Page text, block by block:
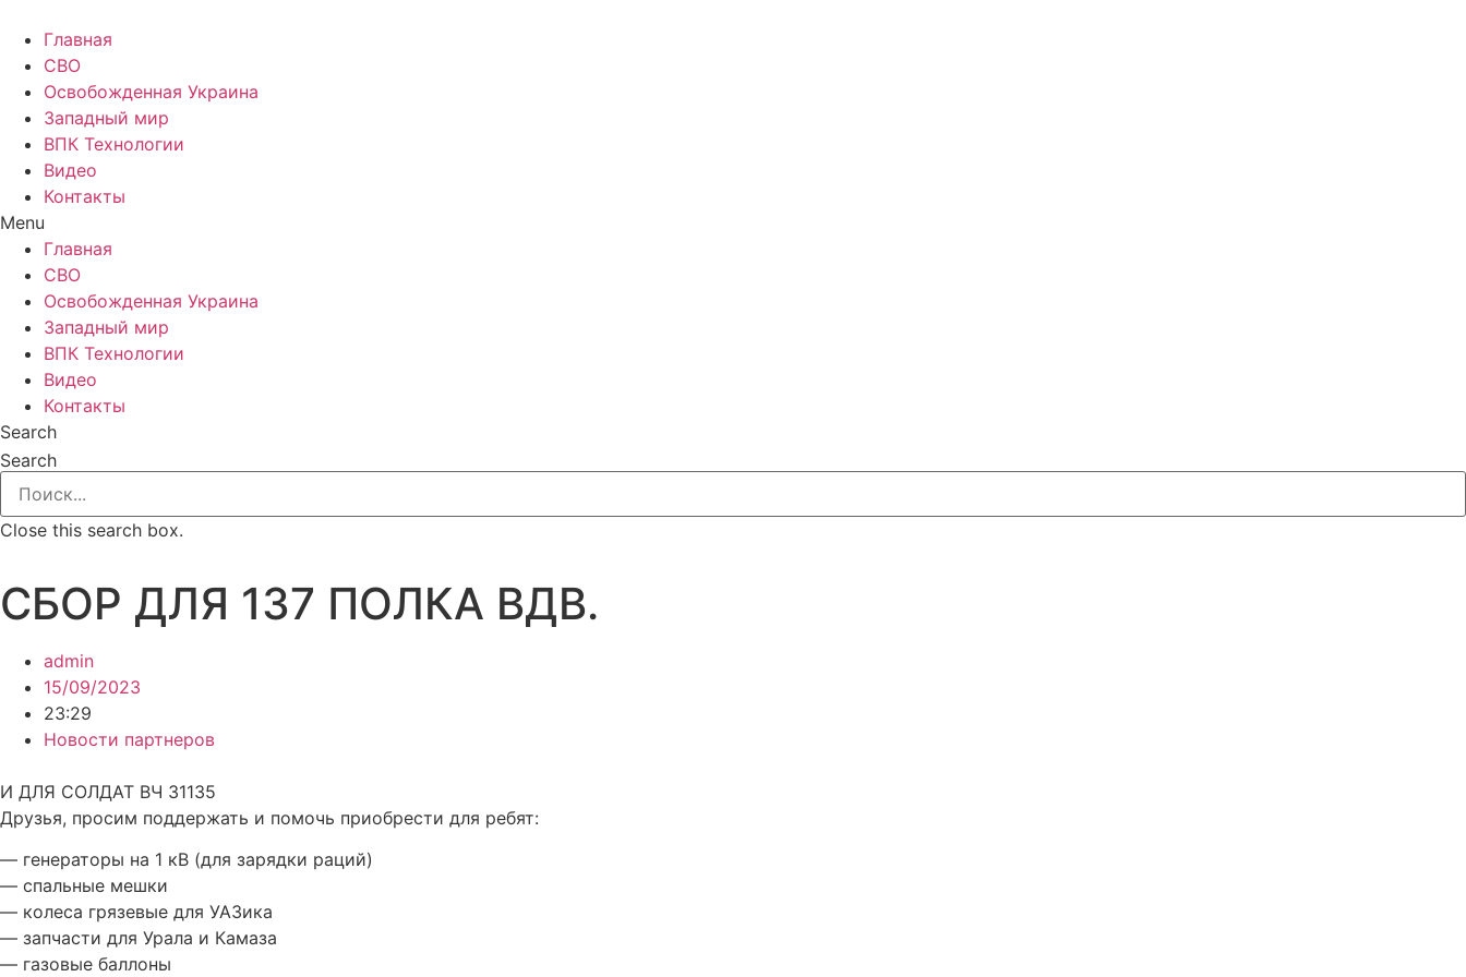
Главная
СВО
Освобожденная Украина
Западный мир
ВПК Технологии
Видео
Контакты
Menu
Главная
СВО
Освобожденная Украина
Западный мир
ВПК Технологии
Видео
Контакты
Search
Search
Close this search box.
СБОР ДЛЯ 137 ПОЛКА ВДВ.
admin
15/09/2023
23:29
Новости партнеров
И ДЛЯ СОЛДАТ ВЧ 31135
Друзья, просим поддержать и помочь приобрести для ребят:
— генераторы на 1 кВ (для зарядки раций)
— спальные мешки
— колеса грязевые для УАЗика
— запчасти для Урала и Камаза
— газовые баллоны